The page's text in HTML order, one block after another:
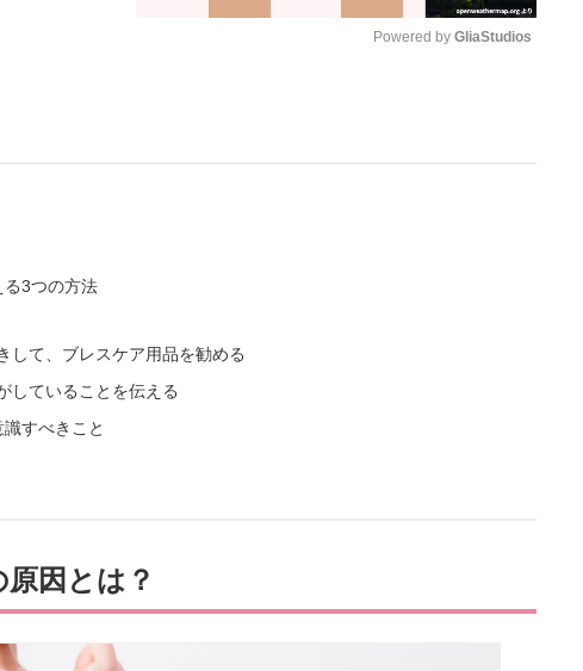
Powered by GliaStudios
る3つの方法
して、ブレスケア用品を勧める
していることを伝える
すべきこと
因とは？